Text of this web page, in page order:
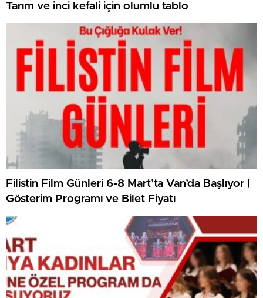
Tarım ve inci kefali için olumlu tablo
Filistin Film Günleri 6-8 Mart’ta Van’da Başlıyor |
Gösterim Programı ve Bilet Fiyatı